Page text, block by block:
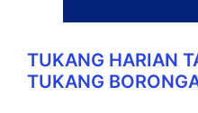
TUKANG HARIAN
TUKANG